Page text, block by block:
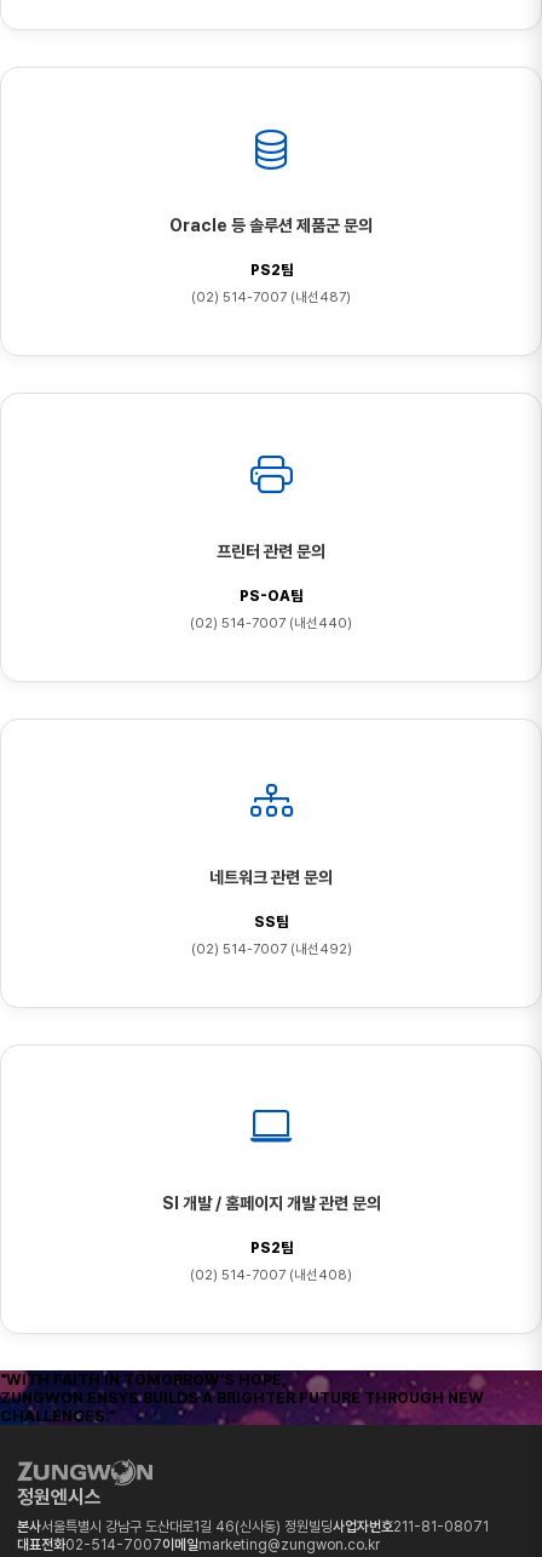
Oracle 등 솔루션 제품군 문의
PS2팀
(02) 514-7007 (내선487)
프린터 관련 문의
PS-OA팀
(02) 514-7007 (내선440)
네트워크 관련 문의
SS팀
(02) 514-7007 (내선492)
SI 개발 / 홈페이지 개발 관련 문의
PS2팀
(02) 514-7007 (내선408)
"WITH FAITH IN TOMORROW'S HOPE,
ZUNGWON ENSYS BUILDS A BRIGHTER FUTURE THROUGH NEW
CHALLENGES."
정원엔시스
본사서울특별시 강남구 도산대로1길 46(신사동) 정원빌딩사업자번호211-81-08071
대표전화02-514-7007이메일marketing@zungwon.co.kr